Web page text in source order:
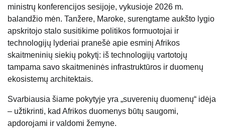
ministrų konferencijos sesijoje, vykusioje 2026 m.
balandžio mėn. Tanžere, Maroke, surengtame aukšto lygio
apskritojo stalo susitikime politikos formuotojai ir
technologijų lyderiai pranešė apie esminį Afrikos
skaitmeninių siekių pokytį: iš technologijų vartotojų
tampama savo skaitmeninės infrastruktūros ir duomenų
ekosistemų architektais.
Svarbiausia šiame pokytyje yra „suverenių duomenų“ idėja
– užtikrinti, kad Afrikos duomenys būtų saugomi,
apdorojami ir valdomi žemyne.